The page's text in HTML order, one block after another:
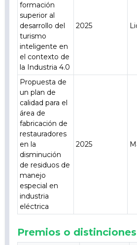
formación
superior al
desarrollo del
turismo
inteligente en
el contexto de
la Industria 4.0
2025
Propuesta de
un plan de
calidad para el
área de
fabricación de
restauradores
en la
disminución
de residuos de
manejo
especial en
industria
eléctrica
2025
Premios o distinciones